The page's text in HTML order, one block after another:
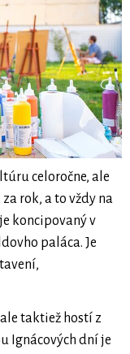
celoročne, ale
rok, a to vždy na
koncipovaný v
paláca. Je
taktiež hostí z
Ignácových dní je